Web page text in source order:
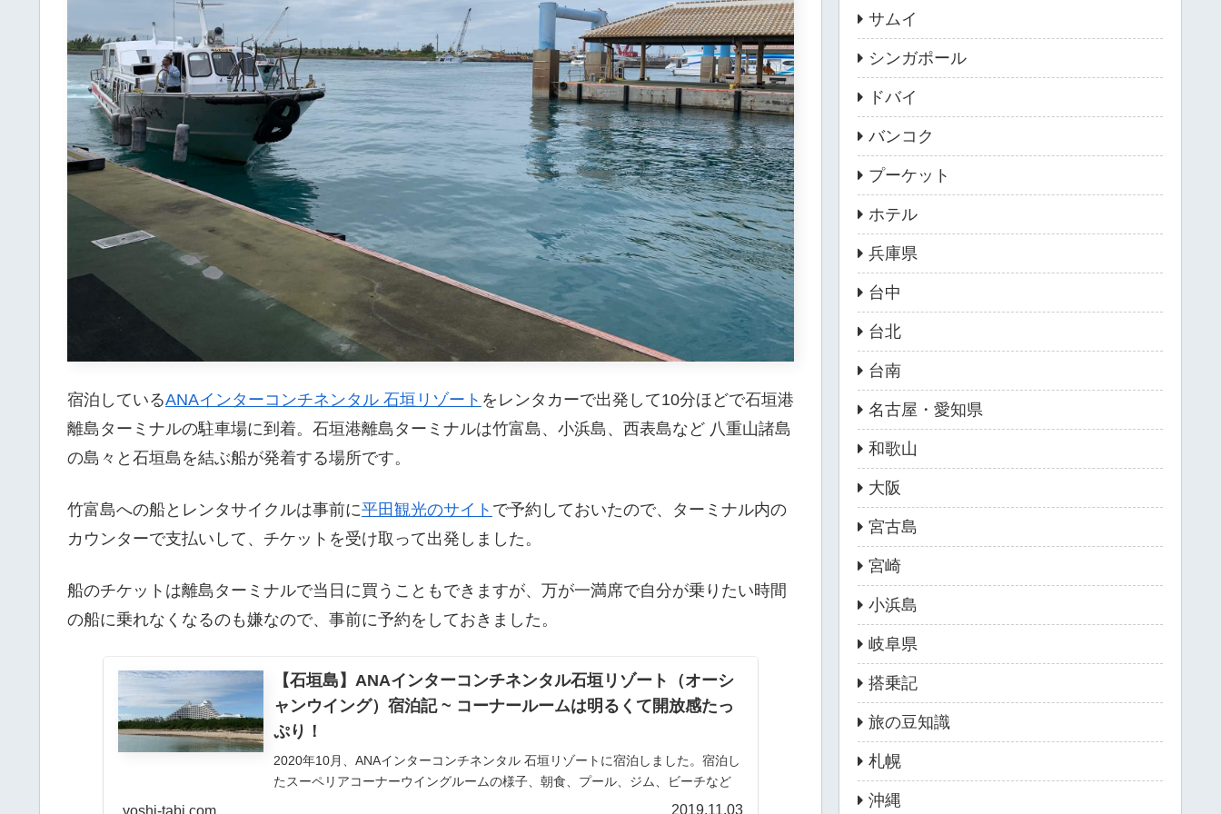
宿泊しているANAインターコンチネンタル 石垣リゾート をレンタカーで出発して10分ほどで石垣港
離島ターミナルの駐車場に到着。石垣港離島ターミナルは竹富島、小浜島、西表島など 八重山諸島
の島々と石垣島を結ぶ船が発着する場所です。
竹富島への船とレンタサイクルは事前に平田観光のサイト で予約しておいたので、ターミナル内の
カウンターで支払いして、チケットを受け取って出発しました。
船のチケットは離島ターミナルで当日に買うこともできますが、万が一満席で自分が乗りたい時間
の船に乗れなくなるのも嫌なので、事前に予約をしておきました。
【石垣島】ANAインターコンチネンタル石垣リゾート（オーシ
ャンウイング）宿泊記 ~ コーナールームは明るくて開放感たっ
ぷり！
2020年10月、ANAインターコンチネンタル 石垣リゾートに宿泊しました。宿泊し
たスーペリアコーナーウイングルームの様子、朝食、プール、ジム、ビーチなど
yoshi-tabi.com 2019.11.03
サムイ
シンガポール
ドバイ
バンコク
プーケット
ホテル
兵庫県
台中
台北
台南
名古屋・愛知県
和歌山
大阪
宮古島
宮崎
小浜島
岐阜県
搭乗記
旅の豆知識
札幌
沖縄